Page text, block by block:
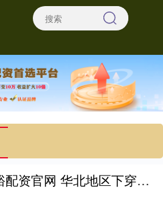
驷裕配资官网 华北地区下穿铁路 最大直径雨污水顶管工程投用